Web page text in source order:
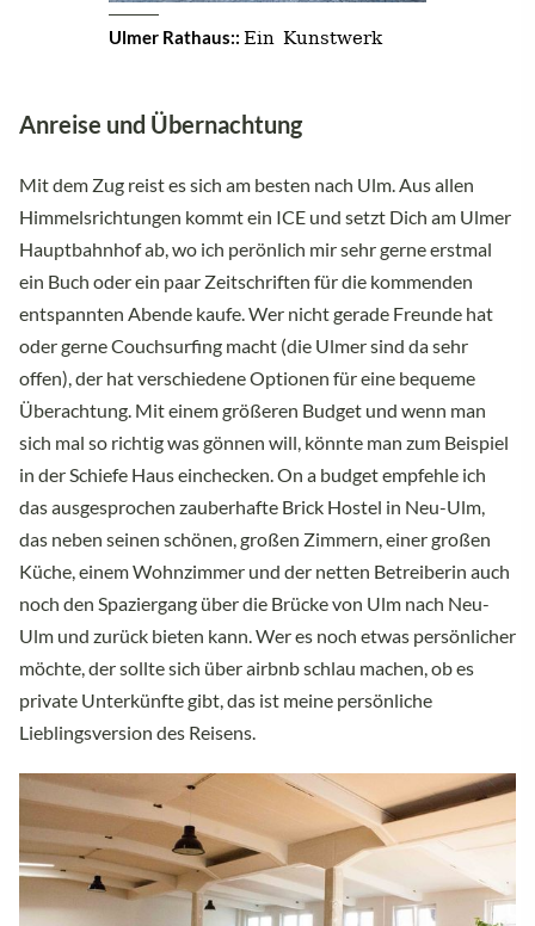
Ulmer Rathaus:: Ein Kunstwerk
Anreise und Übernachtung
Mit dem Zug reist es sich am besten nach Ulm. Aus allen
Himmelsrichtungen kommt ein ICE und setzt Dich am Ulmer
Hauptbahnhof ab, wo ich perönlich mir sehr gerne erstmal
ein Buch oder ein paar Zeitschriften für die kommenden
entspannten Abende kaufe. Wer nicht gerade Freunde hat
oder gerne Couchsurfing macht (die Ulmer sind da sehr
offen), der hat verschiedene Optionen für eine bequeme
Überachtung. Mit einem größeren Budget und wenn man
sich mal so richtig was gönnen will, könnte man zum Beispiel
in der Schiefe Haus einchecken. On a budget empfehle ich
das ausgesprochen zauberhafte Brick Hostel in Neu-Ulm,
das neben seinen schönen, großen Zimmern, einer großen
Küche, einem Wohnzimmer und der netten Betreiberin auch
noch den Spaziergang über die Brücke von Ulm nach Neu-
Ulm und zurück bieten kann. Wer es noch etwas persönlicher
möchte, der sollte sich über airbnb schlau machen, ob es
private Unterkünfte gibt, das ist meine persönliche
Lieblingsversion des Reisens.